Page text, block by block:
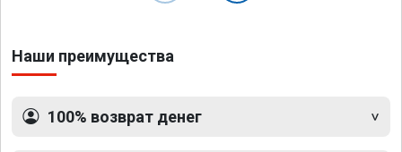
Наши преимущества
100% возврат денег